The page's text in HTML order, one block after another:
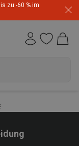
zu -60 % im